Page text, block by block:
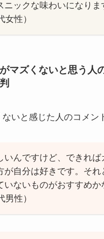
ニックな味わいになりま
女性）
マズくないと思う人
いと感じた人のコメン
いんですけど、できれば
が自分は好きです。それ
いないものがおすすめか
男性）